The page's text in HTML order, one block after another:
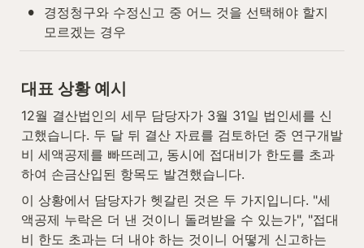
•
경정청구와 수정신고 중 어느 것을 선택해야 할지
모르겠는 경우
대표 상황 예시
12월 결산법인의 세무 담당자가 3월 31일 법인세를 신
고했습니다. 두 달 뒤 결산 자료를 검토하던 중 연구개발
비 세액공제를 빠뜨레고, 동시에 접대비가 한도를 초과
하여 손금산입된 항목도 발견했습니다.
이 상황에서 담당자가 헷갈린 것은 두 가지입니다. "세
액공제 누락은 더 낸 것이니 돌려받을 수 있는가", "접대
비 한도 초과는 더 내야 하는 것이니 어떻게 신고하는